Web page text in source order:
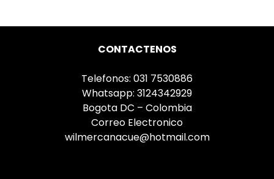
CONTACTENOS
Telefonos: 031 7530886
Whatsapp: 3124342929
Bogota DC – Colombia
Correo Electronico
wilmercanacue@hotmail.com